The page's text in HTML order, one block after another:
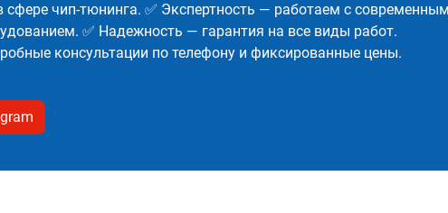
сфере чип-тюнинга. ✅ Экспертность — работаем с
✅ Надежность — гарантия на все виды работ.
консультации по телефону и фиксированные цены.